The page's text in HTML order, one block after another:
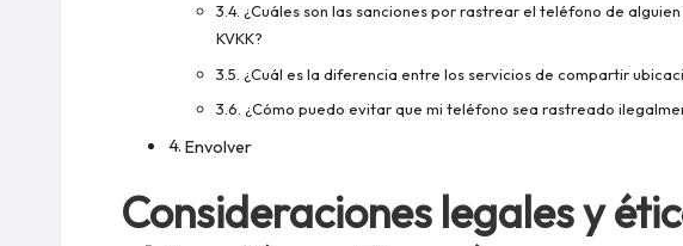
¿Cuáles son las sanciones por rastrear el teléfono de
KVKK?
¿Cuál es la diferencia entre los servicios de compartir
¿Cómo puedo evitar que mi teléfono sea rastreado
Envolver
Consideraciones legales y